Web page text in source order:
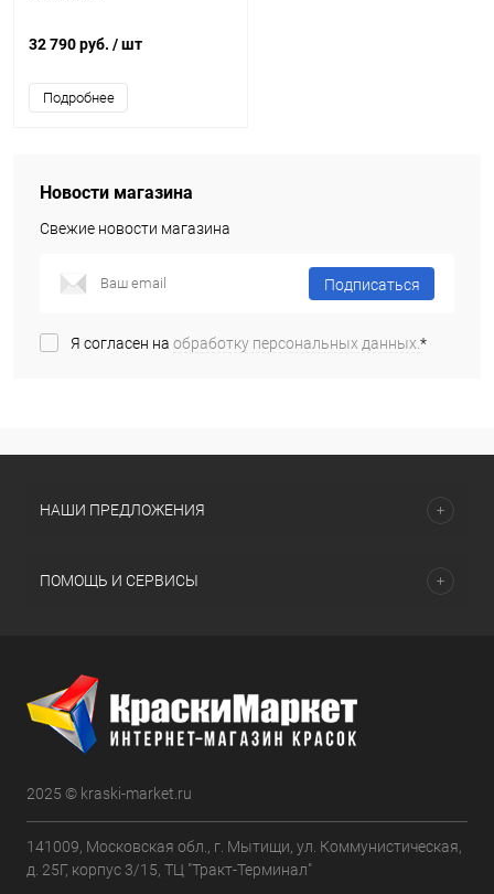
32 790 руб. / шт
Подробнее
Новости магазина
Свежие новости магазина
Подписаться
Я согласен на обработку персональных данных.*
НАШИ ПРЕДЛОЖЕНИЯ
ПОМОЩЬ И СЕРВИСЫ
2025 © kraski-market.ru
141009, Московская обл., г. Мытищи, ул. Коммунистическая,
д. 25Г, корпус 3/15, ТЦ "Тракт-Терминал"